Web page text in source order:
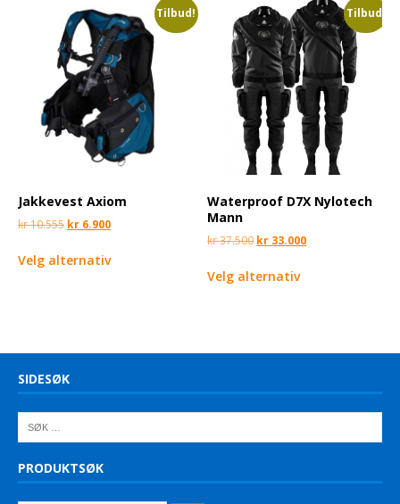
Tilbud!
Jakkevest Axiom
kr10.555 kr 6.900
Velg alternativ
Tilbud!
Waterproof D7X Nylotech
Mann
kr37.500 kr 33.000
Velg alternativ
SIDESØK
PRODUKTSØK